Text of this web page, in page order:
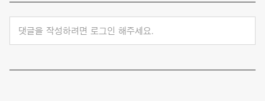
댓글을 작성하려면 로그인 해주세요.